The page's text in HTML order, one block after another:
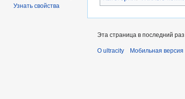
Узнать свойства
Эта страница в последний
О ultracity Мобильная версия